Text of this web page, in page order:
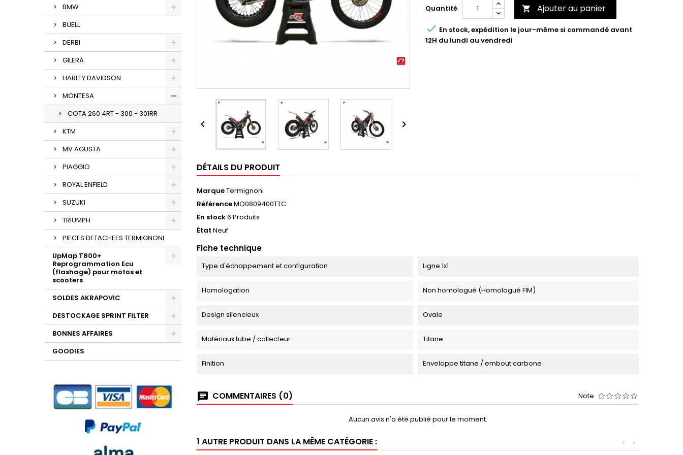
BMW
BUELL
DERBI
GILERA
HARLEY DAVIDSON
MONTESA
COTA 260 4RT - 300 - 301RR
KTM
MV AGUSTA
PIAGGIO
ROYAL ENFIELD
SUZUKI
TRIUMPH
PIECES DETACHEES TERMIGNONI
UpMap T800+
Reprogrammation Ecu
(flashage) pour motos et
scooters
SOLDES AKRAPOVIC
DESTOCKAGE SPRINT FILTER
BONNES AFFAIRES
GOODIES
 
Quantité
 Ajouter au panier
 En stock, expédition le jour-même si commandé avant
12H du lundi au vendredi
DÉTAILS DU PRODUIT
MarqueTermignoni
RéférenceMO0809400TTC
En stock6 Produits
État Neuf
Fiche technique
Type d'échappement et configuration Ligne 1x1
Homologation Non homologué (Homologué FIM)
Design silencieux Ovale
Matériaux tube / collecteur Titane
Finition Enveloppe titane / embout carbone
COMMENTAIRES (0) Note
Aucun avis n'a été publié pour le moment.
1 AUTRE PRODUIT DANS LA MÊME CATÉGORIE : >
<